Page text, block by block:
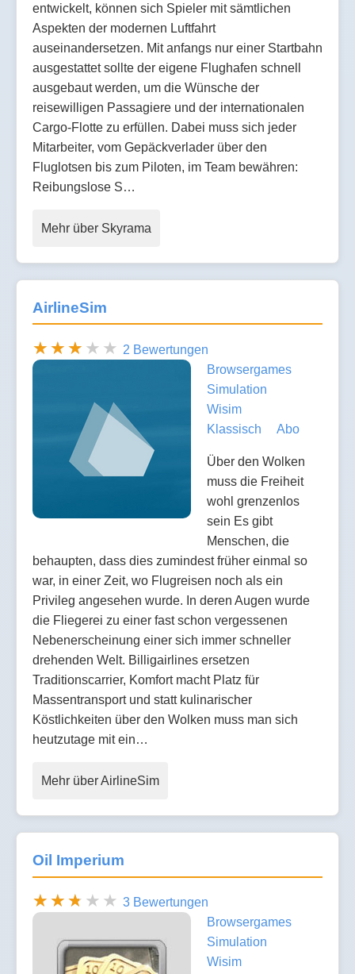
entwickelt, können sich Spieler mit sämtlichen
Aspekten der modernen Luftfahrt
auseinandersetzen. Mit anfangs nur einer Startbahn
ausgestattet sollte der eigene Flughafen schnell
ausgebaut werden, um die Wünsche der
reisewilligen Passagiere und der internationalen
Cargo-Flotte zu erfüllen. Dabei muss sich jeder
Mitarbeiter, vom Gepäckverlader über den
Fluglotsen bis zum Piloten, im Team bewähren:
Reibungslose S…
Mehr über Skyrama
AirlineSim
2 Bewertungen
Browsergames
Simulation
Wisim
Klassisch
Abo
Über den Wolken
muss die Freiheit
wohl grenzenlos
sein Es gibt
Menschen, die
behaupten, dass dies zumindest früher einmal so
war, in einer Zeit, wo Flugreisen noch als ein
Privileg angesehen wurde. In deren Augen wurde
die Fliegerei zu einer fast schon vergessenen
Nebenerscheinung einer sich immer schneller
drehenden Welt. Billigairlines ersetzen
Traditionscarrier, Komfort macht Platz für
Massentransport und statt kulinarischer
Köstlichkeiten über den Wolken muss man sich
heutzutage mit ein…
Mehr über AirlineSim
Oil Imperium
3 Bewertungen
Browsergames
Simulation
Wisim